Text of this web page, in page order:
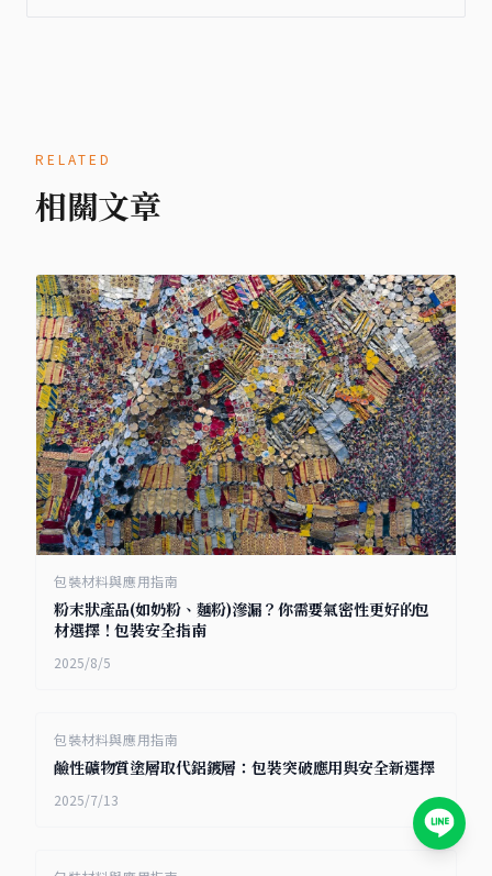
RELATED
相關文章
包裝材料與應用指南
粉末狀產品(如奶粉、麵粉)滲漏？你需要氣密性更好的包
材選擇！包裝安全指南
2025/8/5
包裝材料與應用指南
鹼性礦物質塗層取代鋁鍍層：包裝突破應用與安全新選擇
2025/7/13